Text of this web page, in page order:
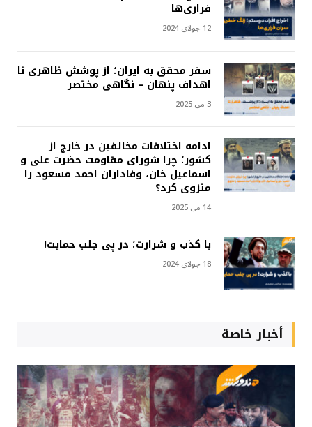
فراری‌ها
12 جولای 2024
سفر محقق به ایران؛ از پوشش ظاهری تا
اهداف پنهان – نگاهی مختصر
3 می 2025
ادامه اختلافات مخالفین در خارج از
کشور؛ چرا شورای مقاومت حضرت علی و
اسماعیل خان، وفاداران احمد مسعود را
منزوی کرد؟
14 می 2025
با کذب و شرارت؛ در پی جلب حمایت!
18 جولای 2024
أخبار خاصة